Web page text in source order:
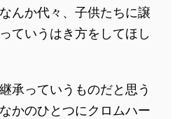
んか代々、子供たちに譲
ていうはき方をしてほし
承っていうものだと思う
かのひとつにクロムハー